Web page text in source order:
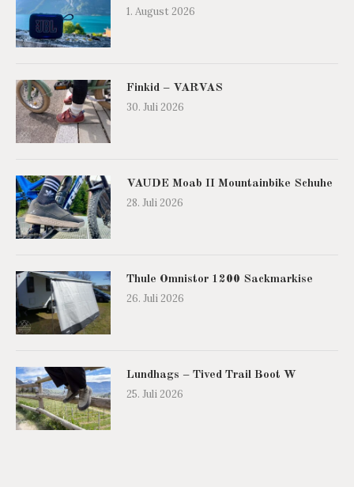
1. August 2026
Finkid – VARVAS
30. Juli 2026
VAUDE Moab II Mountainbike Schuhe
28. Juli 2026
Thule Omnistor 1200 Sackmarkise
26. Juli 2026
Lundhags – Tived Trail Boot W
25. Juli 2026